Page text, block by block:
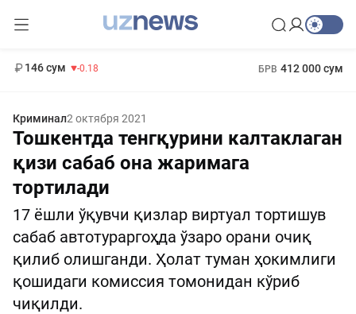
146 сум -0.18 БРВ 412 000 сум
Криминал2 октября 2021
Тошкентда тенгқурини калтаклаган
қизи сабаб она жаримага
тортилади
17 ёшли ўқувчи қизлар виртуал тортишув
сабаб автотураргоҳда ўзаро орани очиқ
қилиб олишганди. Ҳолат туман ҳокимлиги
қошидаги комиссия томонидан кўриб
чиқилди.